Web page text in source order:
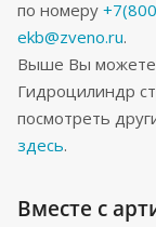
по номеру
ekb@zveno.ru.
Выше Вы можете
Гидроцилиндр
посмотреть
здесь.
Вместе с